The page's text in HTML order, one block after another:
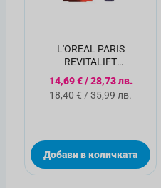
L'OREAL PARIS
REVITALIFT
против торбички, 15МЛ
Специална цена
14,69 €/28,73 лв.
Стандартна цена
18,40 €/35,99 лв.
Добави в количката